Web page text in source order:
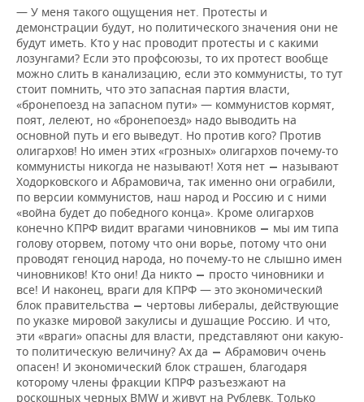
— У меня такого ощущения нет. Протесты и
демонстрации будут, но политического значения они не
будут иметь. Кто у нас проводит протесты и с какими
лозунгами? Если это профсоюзы, то их протест вообще
можно слить в канализацию, если это коммунисты, то тут
стоит помнить, что это запасная партия власти,
«бронепоезд на запасном пути» — коммунистов кормят,
поят, лелеют, но «бронепоезд» надо выводить на
основной путь и его выведут. Но против кого? Против
олигархов! Но имен этих «грозных» олигархов почему-то
коммунисты никогда не называют! Хотя нет — называют
Ходорковского и Абрамовича, так именно они ограбили,
по версии коммунистов, наш народ и Россию и с ними
«война будет до победного конца». Кроме олигархов
конечно КПРФ видит врагами чиновников — мы им типа
голову оторвем, потому что они ворье, потому что они
проводят геноцид народа, но почему-то не слышно имен
чиновников! Кто они! Да никто — просто чиновники и
все! И наконец, враги для КПРФ — это экономический
блок правительства — чертовы либералы, действующие
по указке мировой закулисы и душащие Россию. И что,
эти «враги» опасны для власти, представляют они какую-
то политическую величину? Ах да — Абрамович очень
опасен! И экономический блок страшен, благодаря
которому члены фракции КПРФ разъезжают на
роскошных черных BMW и живут на Рублевк. Только